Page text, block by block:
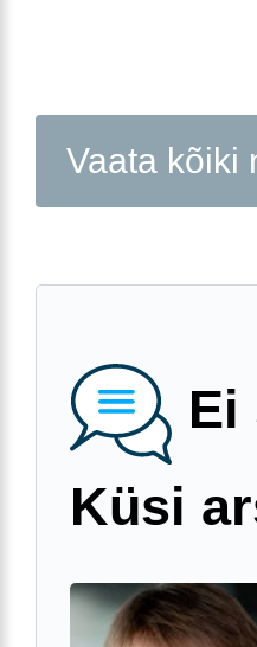
Vaata kõiki
Ei
Küsi